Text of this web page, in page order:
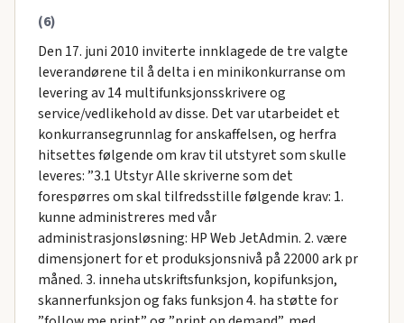
(6)
Den 17. juni 2010 inviterte innklagede de tre valgte
leverandørene til å delta i en minikonkurranse om
levering av 14 multifunksjonsskrivere og
service/vedlikehold av disse. Det var utarbeidet et
konkurransegrunnlag for anskaffelsen, og herfra
hitsettes følgende om krav til utstyret som skulle
leveres: ”3.1 Utstyr Alle skriverne som det
forespørres om skal tilfredsstille følgende krav: 1.
kunne administreres med vår
administrasjonsløsning: HP Web JetAdmin. 2. være
dimensjonert for et produksjonsnivå på 22000 ark pr
måned. 3. inneha utskriftsfunksjon, kopifunksjon,
skannerfunksjon og faks funksjon 4. ha støtte for